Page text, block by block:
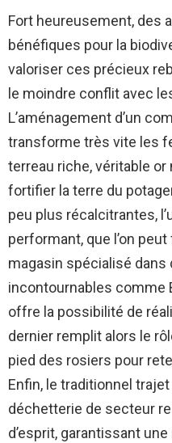
Fort heureusement, des
bénéfiques pour la
valoriser ces précieux
le moindre conflit avec
L’aménagement d’un
transforme très vite les
terreau riche, véritable
fortifier la terre du
peu plus récalcitrantes,
performant, que l’on
magasin spécialisé dans
incontournables comme
offre la possibilité de
dernier remplit alors le
pied des rosiers pour
Enfin, le traditionnel
déchetterie de secteur
d’esprit, garantissant